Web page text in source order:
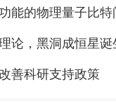
中心的环境很重要
：https://doi.org/
能的物理量子比特
善科研支持政策